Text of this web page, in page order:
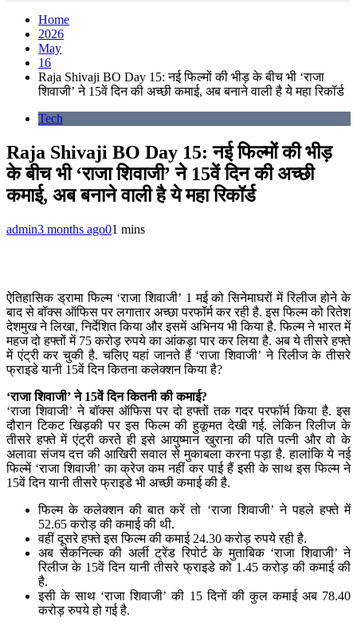
Home
2026
May
16
Raja Shivaji BO Day 15: नई फिल्मों की भीड़ के बीच भी ‘राजा
शिवाजी’ ने 15वें दिन की अच्छी कमाई, अब बनाने वाली है ये महा रिकॉर्ड
Tech
Raja Shivaji BO Day 15: नई फिल्मों की भीड़
के बीच भी ‘राजा शिवाजी’ ने 15वें दिन की अच्छी
कमाई, अब बनाने वाली है ये महा रिकॉर्ड
admin3 months ago01 mins
ऐतिहासिक ड्रामा फिल्म ‘राजा शिवाजी’ 1 मई को सिनेमाघरों में रिलीज होने के
बाद से बॉक्स ऑफिस पर लगातार अच्छा परफॉर्म कर रही है. इस फिल्म को रितेश
देशमुख ने लिखा, निर्देशित किया और इसमें अभिनय भी किया है. फिल्म ने भारत में
महज दो हफ्तों में 75 करोड़ रुपये का आंकड़ा पार कर लिया है. अब ये तीसरे हफ्ते
में एंट्री कर चुकी है. चलिए यहां जानते हैं ‘राजा शिवाजी’ ने रिलीज के तीसरे
फ्राइडे यानी 15वें दिन कितना कलेक्शन किया है?
‘राजा शिवाजी’ने 15वें दिन कितनी की कमाई?
‘राजा शिवाजी’ ने बॉक्स ऑफिस पर दो हफ्तों तक गदर परफॉर्म किया है. इस
दौरान टिकट खिड़की पर इस फिल्म की हुकूमत देखी गई. लेकिन रिलीज के
तीसरे हफ्ते में एंट्री करते ही इसे आयुष्मान खुराना की पति पत्नी और वो के
अलावा संजय दत्त की आखिरी सवाल से मुकाबला करना पड़ा है. हालांकि ये नई
फिल्में ‘राजा शिवाजी’ का क्रेज कम नहीं कर पाई हैं इसी के साथ इस फिल्म ने
15वें दिन यानी तीसरे फ्राइडे भी अच्छी कमाई की है.
फिल्म के कलेक्शन की बात करें तो ‘राजा शिवाजी’ ने पहले हफ्ते में
52.65 करोड़ की कमाई की थी.
वहीं दूसरे हफ्ते इस फिल्म की कमाई 24.30 करोड़ रुपये रही है.
अब सैकनिल्क की अर्ली ट्रेंड रिपोर्ट के मुताबिक ‘राजा शिवाजी’ ने
रिलीज के 15वें दिन यानी तीसरे फ्राइडे को 1.45 करोड़ की कमाई की
है.
इसी के साथ ‘राजा शिवाजी’ की 15 दिनों की कुल कमाई अब 78.40
करोड़ रुपये हो गई है.